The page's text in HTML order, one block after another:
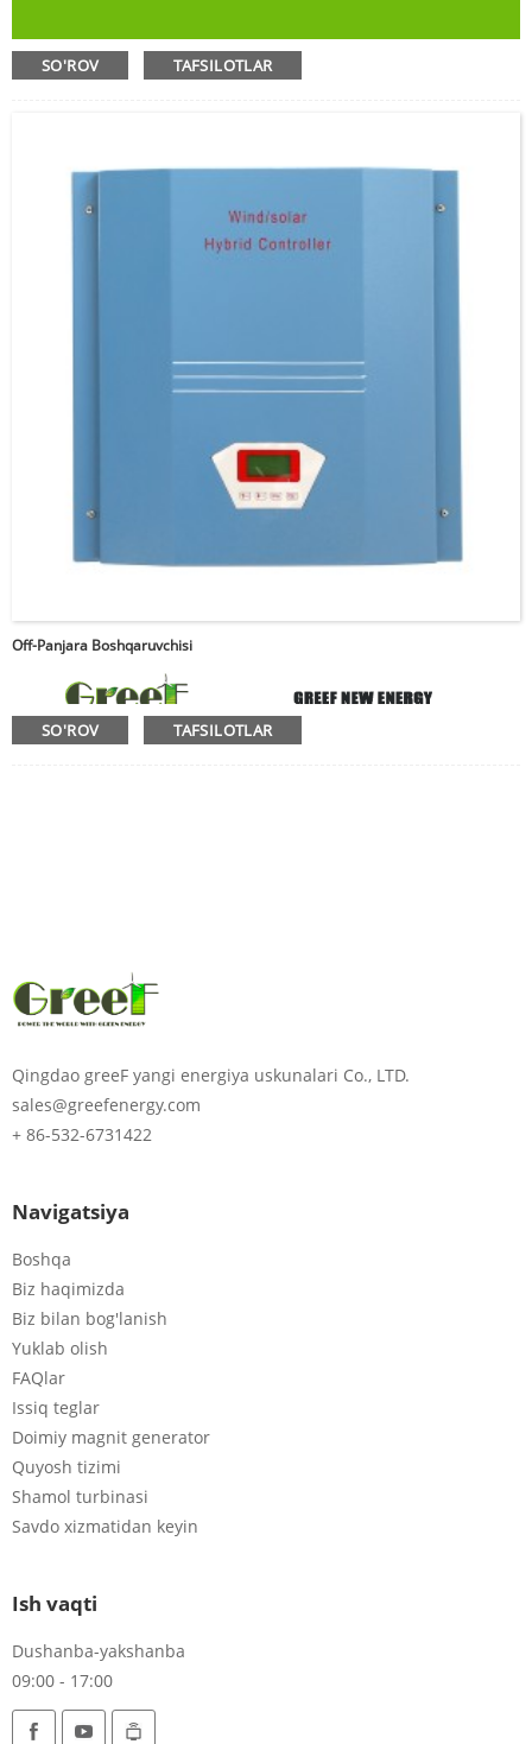
SO'ROV TAFSILOTLAR
Off-Panjara Boshqaruvchisi
SO'ROV TAFSILOTLAR
Qingdao greeF yangi energiya uskunalari Co., LTD.
sales@greefenergy.com
+ 86-532-6731422
Navigatsiya
Boshqa
Biz haqimizda
Biz bilan bog'lanish
Yuklab olish
FAQlar
Issiq teglar
Doimiy magnit generator
Quyosh tizimi
Shamol turbinasi
Savdo xizmatidan keyin
Ish vaqti
Dushanba-yakshanba
09:00 - 17:00